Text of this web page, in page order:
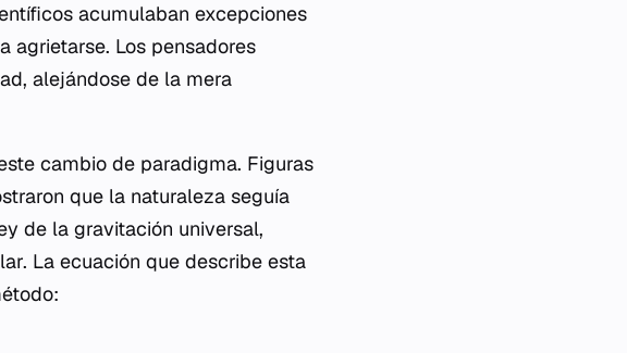
acumulaban excepciones
agrietarse. Los pensadores
alejándose de la mera
cambio de paradigma. Figuras
que la naturaleza seguía
de la gravitación universal,
La ecuación que describe esta